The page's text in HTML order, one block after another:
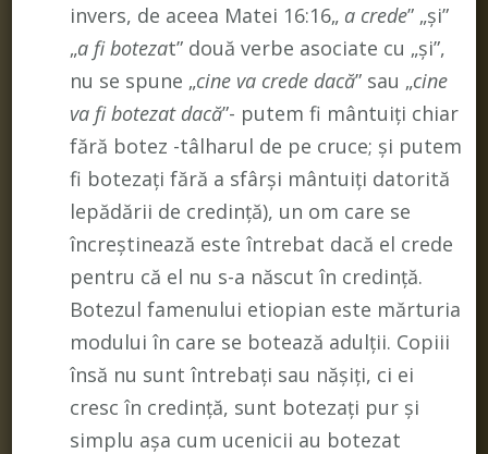
invers, de aceea Matei 16:16„ a crede” „și”
„a fi botezat” două verbe asociate cu „și”,
nu se spune „cine va crede dacă” sau „cine
va fi botezat dacă”- putem fi mântuiți chiar
fără botez -tâlharul de pe cruce; și putem
fi botezați fără a sfârși mântuiți datorită
lepădării de credință), un om care se
încreștinează este întrebat dacă el crede
pentru că el nu s-a născut în credință.
Botezul famenului etiopian este mărturia
modului în care se botează adulții. Copiii
însă nu sunt întrebați sau nășiți, ci ei
cresc în credință, sunt botezați pur și
simplu așa cum ucenicii au botezat